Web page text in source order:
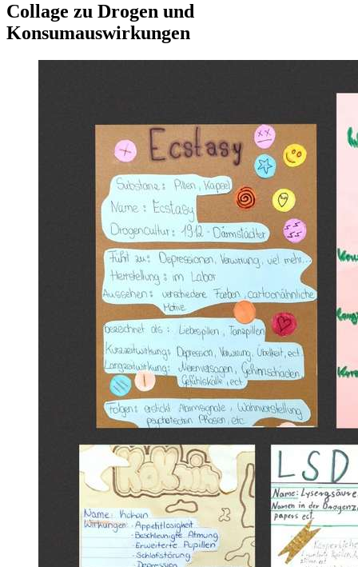
Collage zu Drogen und
Konsumauswirkungen